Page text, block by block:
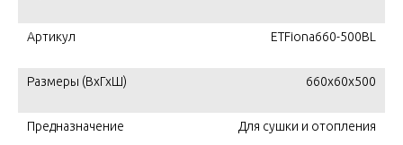
Артикул ETFiona660-500BL
Размеры (ВхГхШ) 660x60х500
Предназначение Для сушки и отопления